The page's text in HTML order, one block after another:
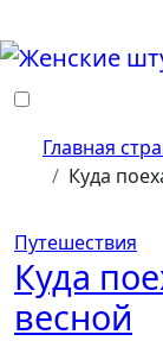
к
содержанию
Главная
Куда
Путешествия
Куда
весной